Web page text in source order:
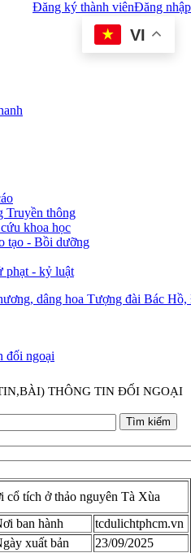
Đăng nhập
Đăng ký thành viên
Truyền thông
khoa học
tạo - Bồi dưỡng
phạt - kỷ luật
VI
dâng hoa Tượng đài Bác
đối ngoại
THÔNG TIN ĐỐI NGOẠI
Tìm kiếm
cổ tích ở thảo nguyên Tà Xùa
ban hành
tcdulichtphcm.vn
xuất bản
23/09/2025